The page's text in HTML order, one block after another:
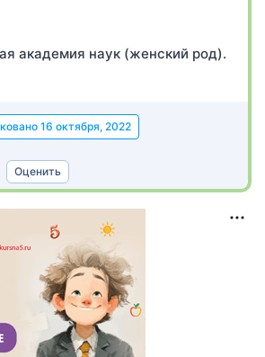
академия наук (женский род).
16 октября, 2022
Оценить